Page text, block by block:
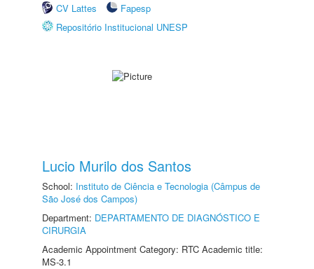
CV Lattes
Fapesp
Repositório Institucional UNESP
Lucio Murilo dos Santos
School: Instituto de Ciência e Tecnologia (Câmpus de
São José dos Campos)
Department: DEPARTAMENTO DE DIAGNÓSTICO E
CIRURGIA
Academic Appointment Category: RTC Academic title:
MS-3.1